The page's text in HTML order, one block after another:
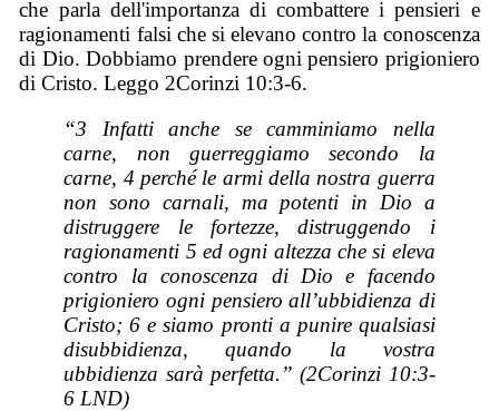
che parla dell'importanza di combattere i pensieri e
ragionamenti falsi che si elevano contro la conoscenza
di Dio. Dobbiamo prendere ogni pensiero prigioniero
di Cristo. Leggo 2Corinzi 10:3-6.
“3 Infatti anche se camminiamo nella
carne, non guerreggiamo secondo la
carne, 4 perché le armi della nostra guerra
non sono carnali, ma potenti in Dio a
distruggere le fortezze, distruggendo i
ragionamenti 5 ed ogni altezza che si eleva
contro la conoscenza di Dio e facendo
prigioniero ogni pensiero all’ubbidienza di
Cristo; 6 e siamo pronti a punire qualsiasi
disubbidienza, quando la vostra
ubbidienza sarà perfetta.” (2Corinzi 10:3-
6 LND)